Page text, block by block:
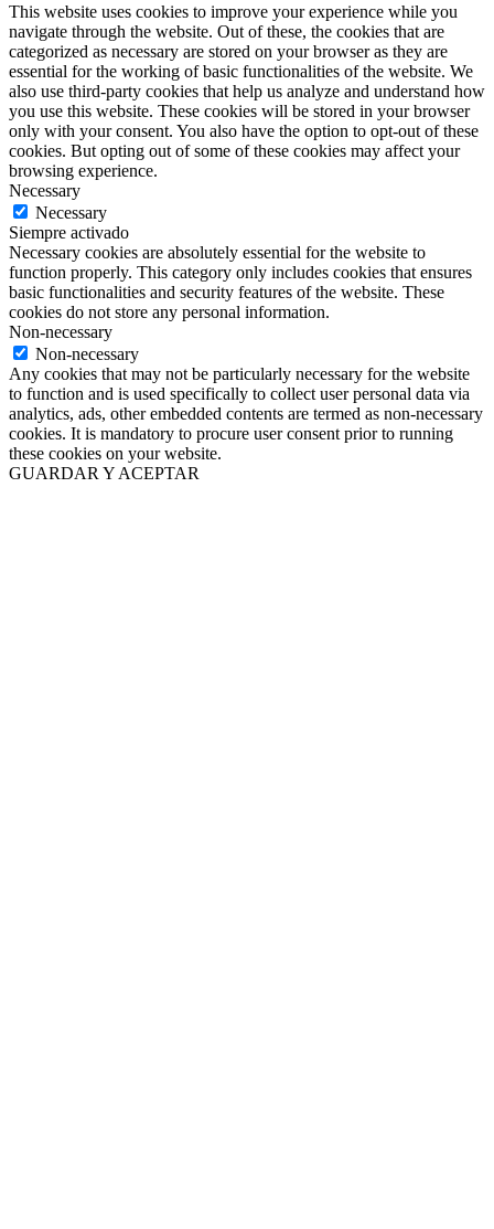
This website uses cookies to improve your experience while you
navigate through the website. Out of these, the cookies that are
categorized as necessary are stored on your browser as they are
essential for the working of basic functionalities of the website. We
also use third-party cookies that help us analyze and understand how
you use this website. These cookies will be stored in your browser
only with your consent. You also have the option to opt-out of these
cookies. But opting out of some of these cookies may affect your
browsing experience.
Necessary
Necessary
Siempre activado
Necessary cookies are absolutely essential for the website to
function properly. This category only includes cookies that ensures
basic functionalities and security features of the website. These
cookies do not store any personal information.
Non-necessary
Non-necessary
Any cookies that may not be particularly necessary for the website
to function and is used specifically to collect user personal data via
analytics, ads, other embedded contents are termed as non-necessary
cookies. It is mandatory to procure user consent prior to running
these cookies on your website.
GUARDAR Y ACEPTAR